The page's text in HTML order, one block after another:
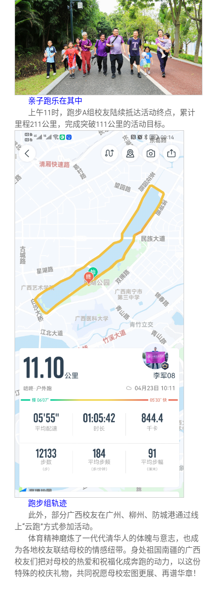
亲子跑乐在其中
上午11 时，跑步A组校友陆续抵达活动终点，累计
里程211 公里，完成突破111 公里的活动目标。
跑步组轨迹
此外，部分广西校友在广州、柳州、防城港通过线
上“云跑”方式参加活动。
体育精神磨炼了一代代清华人的体魄与意志，也成
为各地校友联结母校的情感纽带。身处祖国南疆的广西
校友们把对母校的热爱和祝福化成奔跑的动力，以这份
特殊的校庆礼物，共同祝愿母校宏图更展、再谱华章！